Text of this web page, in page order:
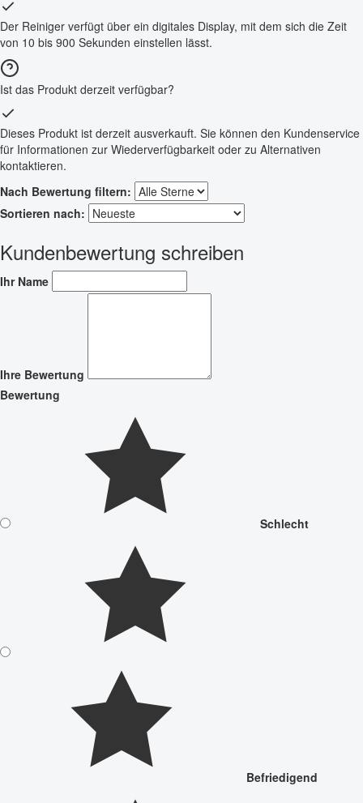
Der Reiniger verfügt über ein digitales Display, mit dem sich die Zeit
von 10 bis 900 Sekunden einstellen lässt.
Ist das Produkt derzeit verfügbar?
Dieses Produkt ist derzeit ausverkauft. Sie können den Kundenservice
für Informationen zur Wiederverfügbarkeit oder zu Alternativen
kontaktieren.
Nach Bewertung filtern:
Sortieren nach:
Kundenbewertung schreiben
Ihr Name
Ihre Bewertung
Bewertung
Schlecht
Befriedigend